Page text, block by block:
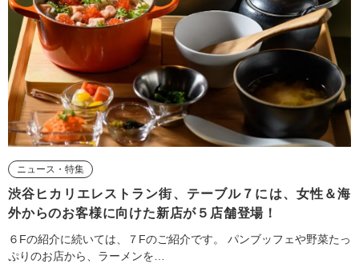
ニュース・特集
渋谷ヒカリエレストラン街、テーブル７には、女性＆海
外からのお客様に向けた新店が５店舗登場！
６Fの紹介に続いては、７Fのご紹介です。 パンブッフェや野菜たっ
ぷりのお店から、ラーメンを…